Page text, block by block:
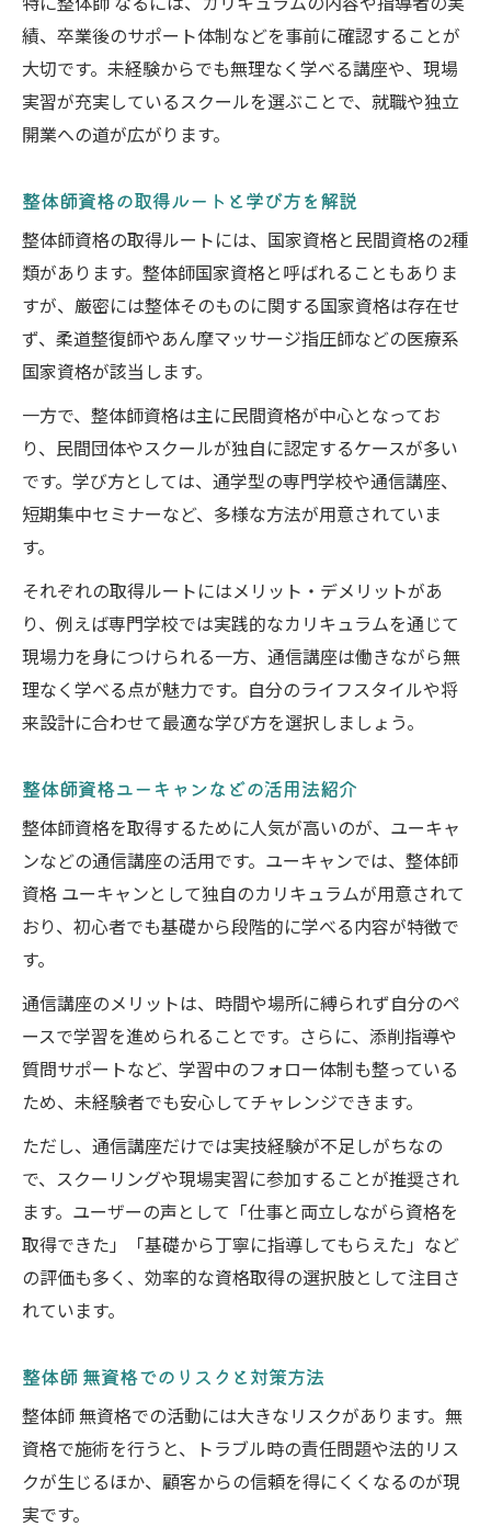
績、卒業後のサポート体制などを事前に確認することが
大切です。未経験からでも無理なく学べる講座や、現場
実習が充実しているスクールを選ぶことで、就職や独立
開業への道が広がります。
整体師資格の取得ルートと学び方を解説
整体師資格の取得ルートには、国家資格と民間資格の2種
類があります。整体師国家資格と呼ばれることもありま
すが、厳密には整体そのものに関する国家資格は存在せ
ず、柔道整復師やあん摩マッサージ指圧師などの医療系
国家資格が該当します。
一方で、整体師資格は主に民間資格が中心となってお
り、民間団体やスクールが独自に認定するケースが多い
です。学び方としては、通学型の専門学校や通信講座、
短期集中セミナーなど、多様な方法が用意されていま
す。
それぞれの取得ルートにはメリット・デメリットがあ
り、例えば専門学校では実践的なカリキュラムを通じて
現場力を身につけられる一方、通信講座は働きながら無
理なく学べる点が魅力です。自分のライフスタイルや将
来設計に合わせて最適な学び方を選択しましょう。
整体師資格ユーキャンなどの活用法紹介
整体師資格を取得するために人気が高いのが、ユーキャ
ンなどの通信講座の活用です。ユーキャンでは、整体師
資格 ユーキャンとして独自のカリキュラムが用意されて
おり、初心者でも基礎から段階的に学べる内容が特徴で
す。
通信講座のメリットは、時間や場所に縛られず自分のペ
ースで学習を進められることです。さらに、添削指導や
質問サポートなど、学習中のフォロー体制も整っている
ため、未経験者でも安心してチャレンジできます。
ただし、通信講座だけでは実技経験が不足しがちなの
で、スクーリングや現場実習に参加することが推奨され
ます。ユーザーの声として「仕事と両立しながら資格を
取得できた」「基礎から丁寧に指導してもらえた」など
の評価も多く、効率的な資格取得の選択肢として注目さ
れています。
整体師 無資格でのリスクと対策方法
整体師 無資格での活動には大きなリスクがあります。無
資格で施術を行うと、トラブル時の責任問題や法的リス
クが生じるほか、顧客からの信頼を得にくくなるのが現
実です。